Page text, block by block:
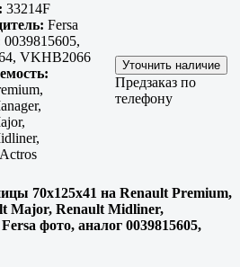
33214F
Fersa
0039815605,
VKHB2066
Предзаказ по
телефону
70х125х41 на Renault Premium,
Major, Renault Midliner,
фото, аналог 0039815605,